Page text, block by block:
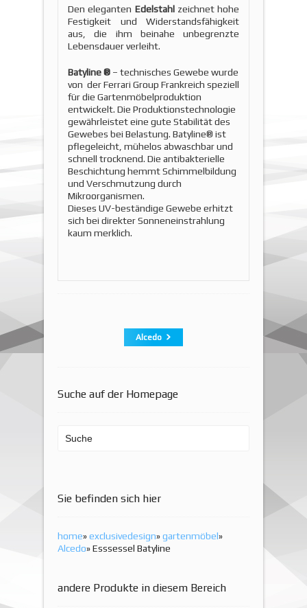
Den eleganten Edelstahl zeichnet hohe
Festigkeit und Widerstandsfähigkeit
aus, die ihm beinahe unbegrenzte
Lebensdauer verleiht.
Batyline ® – technisches Gewebe wurde
von der Ferrari Group Frankreich speziell
für die Gartenmöbelproduktion
entwickelt. Die Produktionstechnologie
gewährleistet eine gute Stabilität des
Gewebes bei Belastung. Batyline® ist
pflegeleicht, mühelos abwaschbar und
schnell trocknend. Die antibakterielle
Beschichtung hemmt Schimmelbildung
und Verschmutzung durch
Mikroorganismen.
Dieses UV-beständige Gewebe erhitzt
sich bei direkter Sonneneinstrahlung
kaum merklich.
Alcedo
Suche auf der Homepage
Sie befinden sich hier
home»exclusivedesign»gartenmöbel»
Alcedo» Esssessel Batyline
andere Produkte in diesem Bereich